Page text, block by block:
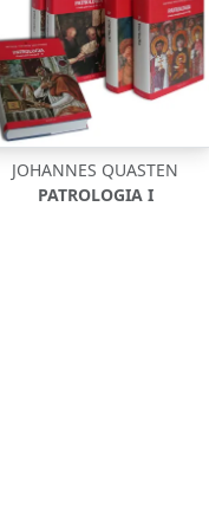
JOHANNES QUASTEN
PATROLOGIA I